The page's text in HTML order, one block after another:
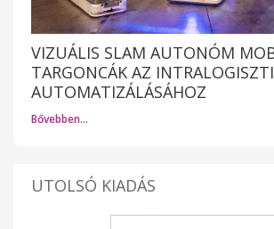
VIZUÁLIS SLAM AUTONÓM
TARGONCÁK AZ
AUTOMATIZÁLÁSÁHOZ
Bővebben…
UTOLSÓ KIADÁS